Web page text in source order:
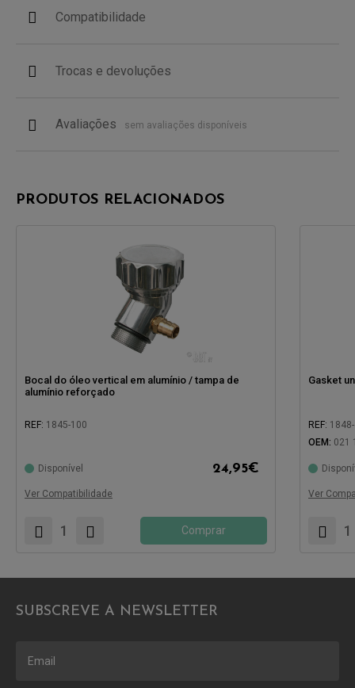
Compatibilidade
Trocas e devoluções
Avaliações sem avaliações disponíveis
PRODUTOS RELACIONADOS
Bocal do óleo vertical em alumínio / tampa de
alumínio reforçado
REF: 1845-100
Disponível 24,95€
Ver Compatibilidade
Comprar
Gasket
REF:
OEM: 021
Ver
SUBSCREVE A NEWSLETTER